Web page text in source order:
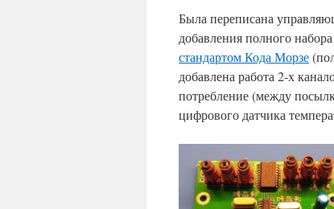
Была переписана
добавления полного
стандартом Кода Морзе
добавлена работа 2-х
потребление (между
цифрового датчика